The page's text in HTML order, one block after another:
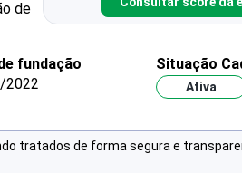
de
fundação
2022
Situação
Ativa
tratados de forma segura e